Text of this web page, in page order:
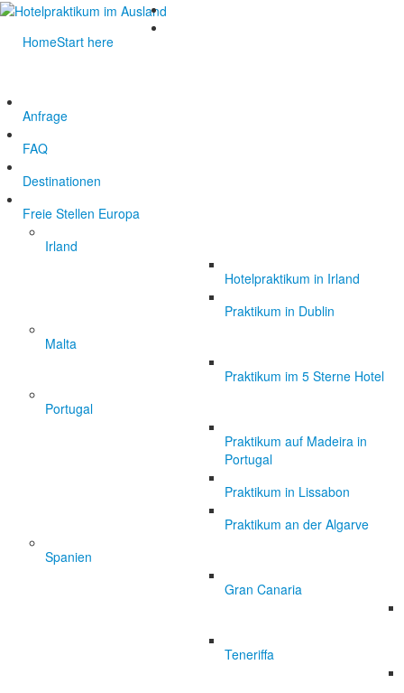
HomeStart here
Anfrage
FAQ
Destinationen
Freie Stellen Europa
Irland
Hotelpraktikum in Irland
Praktikum in Dublin
Malta
Praktikum im 5 Sterne Hotel
Portugal
Praktikum auf Madeira in
Portugal
Praktikum in Lissabon
Praktikum an der Algarve
Spanien
Gran Canaria
Teneriffa